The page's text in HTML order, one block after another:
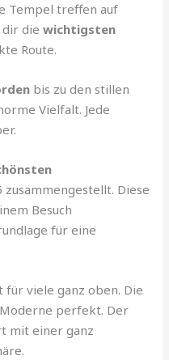
Tempel treffen auf
dir diewichtigsten
Route.
bis zu den stillen
Vielfalt. Jede
zusammengestellt. Diese
Besuch
für eine
für viele ganz oben. Die
perfekt. Der
mit einer ganz